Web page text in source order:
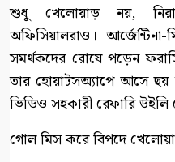
শুধু খেলোয়াড় নয়,
অফিসিয়ালরাও। আর্জেন্টিনা-
সমর্থকদের রোষে পড়েন ফরাসি
তার হোয়াটসঅ্যাপে আসে ছয়
ভিডিও সহকারী রেফারি
গোল মিস করে বিপদে